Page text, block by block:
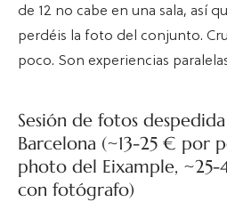
de 12 no cabe en una sala, así
perdéis la foto del conjunto.
poco. Son experiencias
Sesión de fotos
Barcelona (~13-25 € por
photo del Eixample, ~25-
con fotógrafo)